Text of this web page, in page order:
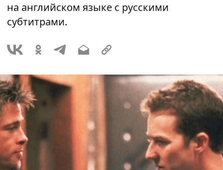
на английском языке с русскими
субтитрами.